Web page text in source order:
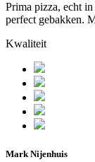
Prima pizza, echt
perfect gebakken.
Kwaliteit
Mark Nijenhuis